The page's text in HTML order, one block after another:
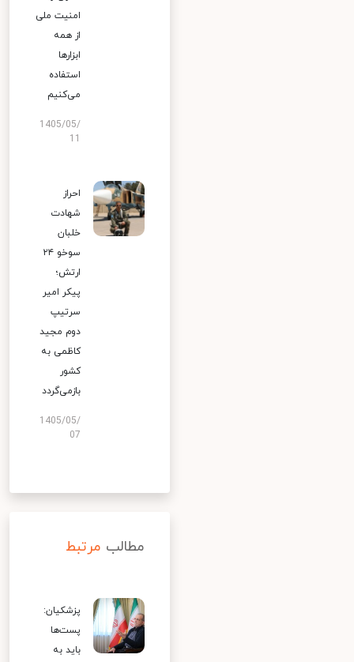
امنیت ملی
از همه
ابزارها
استفاده
می‌کنیم
1405/05/
احراز
شهادت
خلبان
سوخو ۲۴
ارتش؛
پیکر امیر
سرتیپ
دوم مجید
کاظمی به
کشور
بازمی‌گردد
1405/05/
07
مطالب مرتبط
پزشکیان:
پست‌ها
باید به